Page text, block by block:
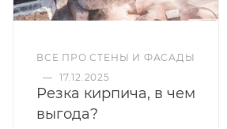
ВСЕ ПРО СТЕНЫ И ФАСАДЫ
— 17.12.2025
Резка кирпича, в чем
выгода?